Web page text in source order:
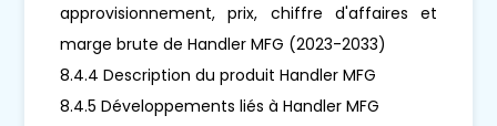
approvisionnement, prix, chiffre d'affaires et
marge brute de Handler MFG (2023-2033)
8.4.4 Description du produit Handler MFG
8.4.5 Développements liés à Handler MFG